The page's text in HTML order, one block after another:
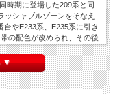
時期に登場した209系と同
ッシャブルゾーンをそなえ
やE233系、E235系に引き
の配色が改められ、その後
系1000番台とともに活躍
▼